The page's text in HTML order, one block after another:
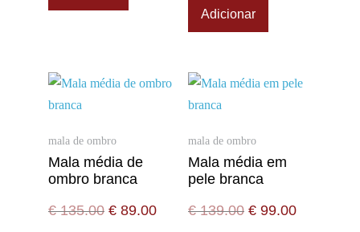
Adicionar
mala de ombro
Mala média de
ombro branca
€135.00 € 89.00
mala de ombro
Mala média em
pele branca
€139.00 € 99.00